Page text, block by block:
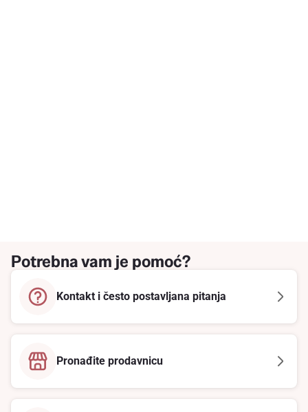
Potrebna vam je pomoć?
Kontakt i često postavljana pitanja
Pronađite prodavnicu